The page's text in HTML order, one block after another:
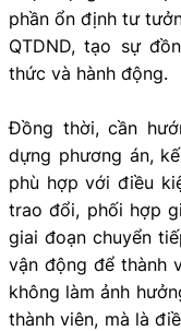
phần ổn định tư
QTDND, tạo sự
thức và hành động.
Đồng thời, cần
dựng phương án,
phù hợp với điều
trao đổi, phối hợp
giai đoạn chuyển
vận động để thành
không làm ảnh
thành viên, mà là